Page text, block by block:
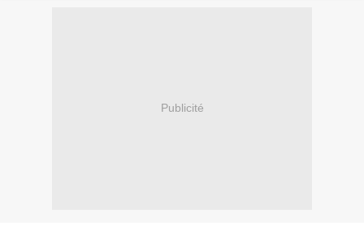
Publicité